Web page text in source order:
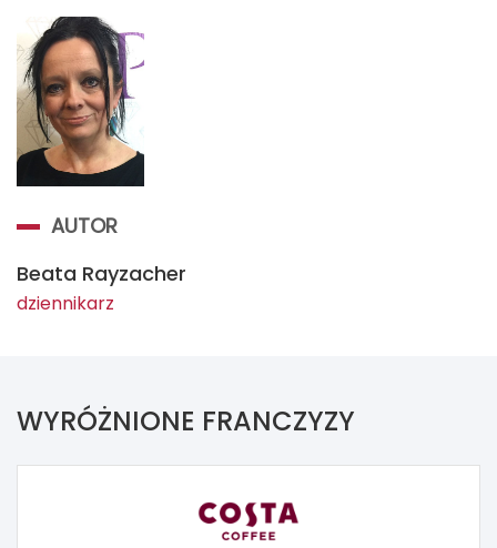
AUTOR
Beata Rayzacher
dziennikarz
WYRÓŻNIONE FRANCZYZY